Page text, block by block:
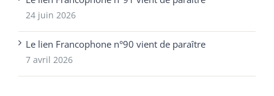
24 juin 2026
Le lien Francophone n°90 vient de paraître
7 avril 2026